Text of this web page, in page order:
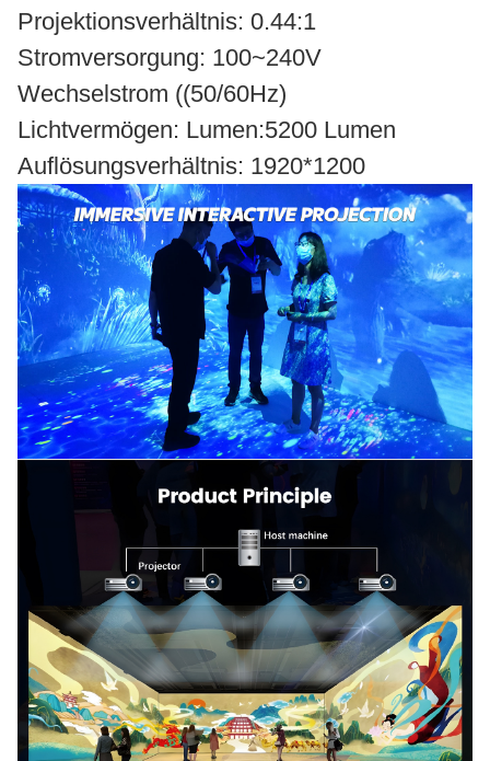
Projektionsverhältnis: 0.44:1
Stromversorgung: 100~240V
Wechselstrom ((50/60Hz)
Lichtvermögen: Lumen:5200 Lumen
Auflösungsverhältnis: 1920*1200